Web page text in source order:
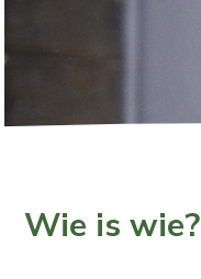
Wie is wie?